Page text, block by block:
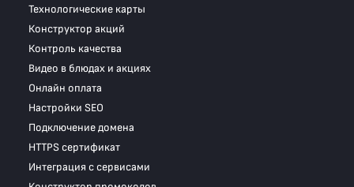
Технологические карты
Конструктор акций
Контроль качества
Видео в блюдах и акциях
Онлайн оплата
Настройки SEO
Подключение домена
HTTPS сертификат
Интеграция с сервисами